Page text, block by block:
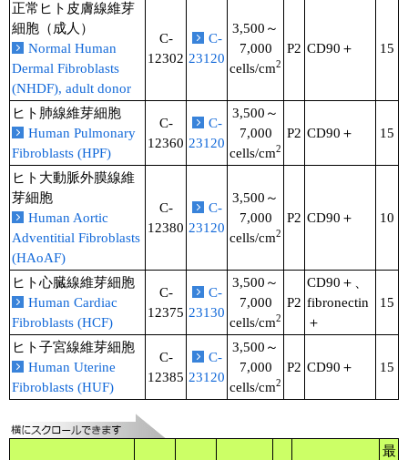
正常ヒト皮膚線維芽
細胞（成人）
Normal Human
Dermal Fibroblasts
(NHDF), adult donor
C-
12302
C-
23120
3,500～
7,000
cells/cm2
P2 CD90＋ 15
ヒト肺線維芽細胞
Human Pulmonary
Fibroblasts (HPF)
C-
12360
C-
23120
3,500～
7,000
cells/cm2
P2 CD90＋ 15
ヒト大動脈外膜線維
芽細胞
Human Aortic
Adventitial Fibroblasts
(HAoAF)
C-
12380
C-
23120
3,500～
7,000
cells/cm2
P2 CD90＋ 10
ヒト心臓線維芽細胞
Human Cardiac
Fibroblasts (HCF)
C-
12375
C-
23130
3,500～
7,000
cells/cm2
P2
CD90＋、
fibronectin
＋
15
ヒト子宮線維芽細胞
Human Uterine
Fibroblasts (HUF)
C-
12385
C-
23120
3,500～
7,000
cells/cm2
P2 CD90＋ 15
最